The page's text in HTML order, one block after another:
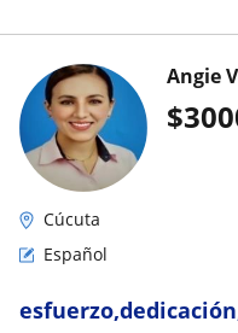
$
Angie
Cúcuta
Español